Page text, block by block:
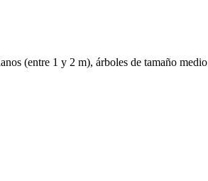
(entre 1 y 2 m), árboles de tamaño medio